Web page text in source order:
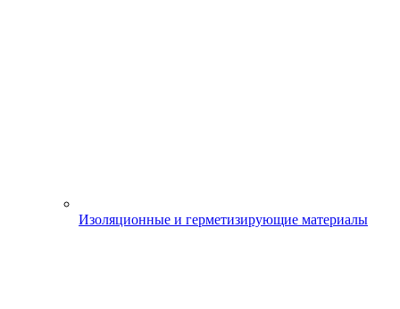
Изоляционные и герметизирующие материалы